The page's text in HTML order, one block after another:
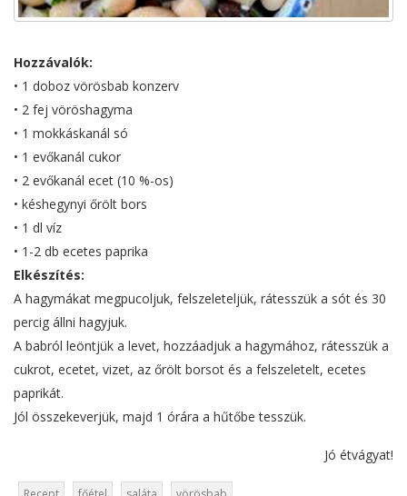
Hozzávalók:
• 1 doboz vörösbab konzerv
• 2 fej vöröshagyma
• 1 mokkáskanál só
• 1 evőkanál cukor
• 2 evőkanál ecet (10 %-os)
• késhegynyi őrölt bors
• 1 dl víz
• 1-2 db ecetes paprika
Elkészítés:
A hagymákat megpucoljuk, felszeleteljük, rátesszük a sót és 30
percig állni hagyjuk.
A babról leöntjük a levet, hozzáadjuk a hagymához, rátesszük a
cukrot, ecetet, vizet, az őrölt borsot és a felszeletelt, ecetes
paprikát.
Jól összekeverjük, majd 1 órára a hűtőbe tesszük.
Jó étvágyat!